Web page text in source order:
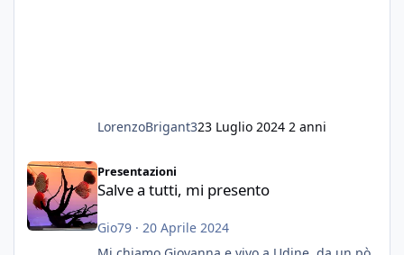
LorenzoBrigant323 Luglio 2024 2 anni
Presentazioni
Salve a tutti, mi presento
Gio79· 20 Aprile 2024